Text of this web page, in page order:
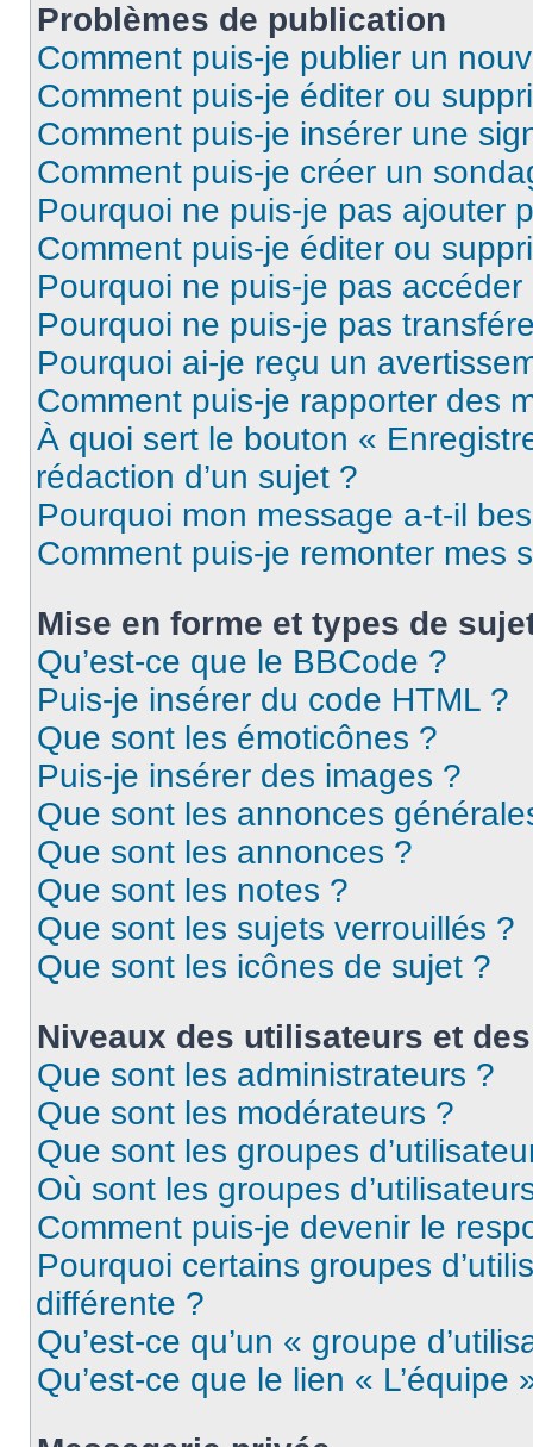
Problèmes de publication
Comment puis-je publier un
Comment puis-je éditer ou
Comment puis-je insérer une
Comment puis-je créer un
Pourquoi ne puis-je pas ajouter
Comment puis-je éditer ou
Pourquoi ne puis-je pas
Pourquoi ne puis-je pas
Pourquoi ai-je reçu un
Comment puis-je rapporter des
À quoi sert le bouton «
rédaction d’un sujet ?
Pourquoi mon message a-t-il
Comment puis-je remonter mes
Mise en forme et types de
Qu’est-ce que le BBCode ?
Puis-je insérer du code HTML ?
Que sont les émoticônes ?
Puis-je insérer des images ?
Que sont les annonces
Que sont les annonces ?
Que sont les notes ?
Que sont les sujets verrouillés ?
Que sont les icônes de sujet ?
Niveaux des utilisateurs et
Que sont les administrateurs ?
Que sont les modérateurs ?
Que sont les groupes
Où sont les groupes
Comment puis-je devenir le
Pourquoi certains groupes
différente ?
Qu’est-ce qu’un « groupe
Qu’est-ce que le lien « L’équipe